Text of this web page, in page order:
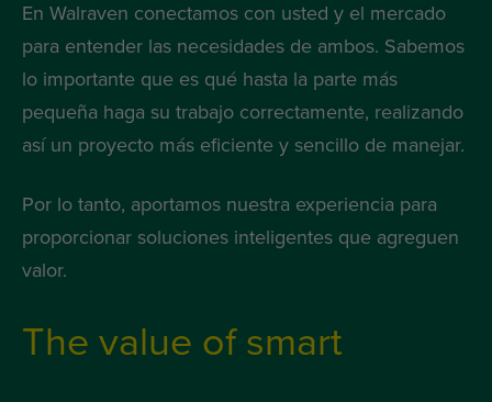
En Walraven conectamos con usted y el mercado
para entender las necesidades de ambos. Sabemos
lo importante que es qué hasta la parte más
pequeña haga su trabajo correctamente, realizando
así un proyecto más eficiente y sencillo de manejar.
Por lo tanto, aportamos nuestra experiencia para
proporcionar soluciones inteligentes que agreguen
valor.
The value of smart